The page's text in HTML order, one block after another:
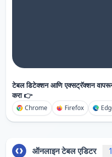
टेबल डिटेक्शन आणि एक्सट्रॅक्शन
करा 👉
Chrome Firefox
ऑनलाइन टेबल एडिटर